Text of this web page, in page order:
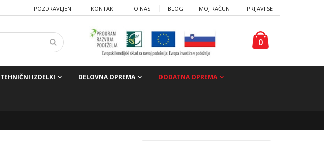
MOJ RAČUN PRIJAVI SE
KONTAKT O NAS BLOG
POZDRAVLJENI
0
TEHNIČNI IZDELKI DELOVNA OPREMA DODATNA OPREMA